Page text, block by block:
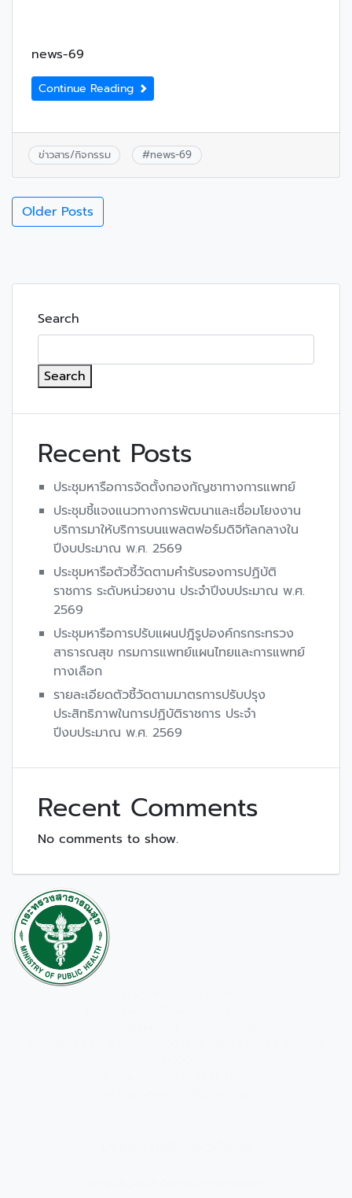
news-69
Continue Reading
ข่าวสาร/กิจกรรม #news-69
Older Posts
Search
Search
Recent Posts
ประชุมหารือการจัดตั้งกองกัญชาทางการแพทย์
ประชุมชี้แจงแนวทางการพัฒนาและเชื่อมโยงงาน
บริการมาให้บริการบนแพลตฟอร์มดิจิทัลกลางใน
ปีงบประมาณ พ.ศ. 2569
ประชุมหารือตัวชี้วัดตามคำรับรองการปฏิบัติ
ราชการ ระดับหน่วยงาน ประจำปีงบประมาณ พ.ศ.
2569
ประชุมหารือการปรับแผนปฎิรูปองค์กรกระทรวง
สาธารณสุข กรมการแพทย์แผนไทยและการแพทย์
ทางเลือก
รายละเอียดตัวชี้วัดตามมาตรการปรับปรุง
ประสิทธิภาพในการปฏิบัติราชการ ประจำ
ปีงบประมาณ พ.ศ. 2569
Recent Comments
No comments to show.